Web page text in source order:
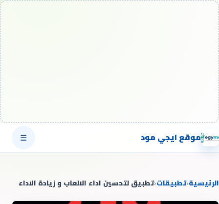
موقع ايجي مود ☰
الرئيسية‹تطبيقات‹تطبيق لتحسين اداء الالعاب و زيادة الاداء